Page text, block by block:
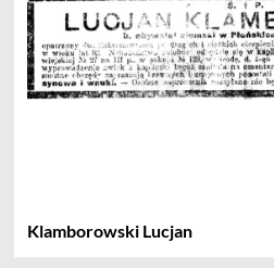
Klamborowski Lucjan